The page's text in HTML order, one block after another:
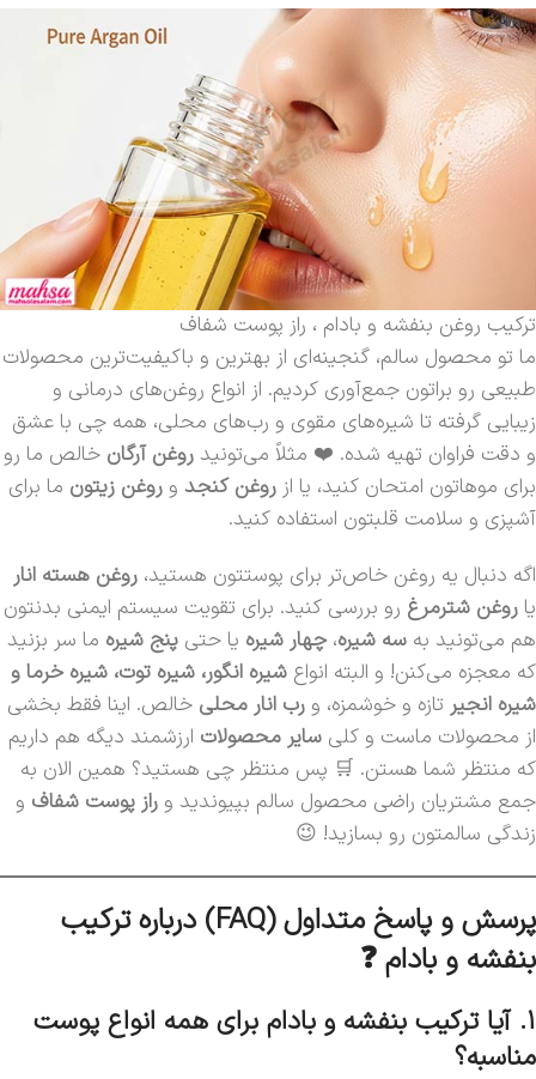
ترکیب روغن بنفشه و بادام ، راز پوست شفاف
ما تو محصول سالم، گنجینه‌ای از بهترین و باکیفیت‌ترین محصولات
طبیعی رو براتون جمع‌آوری کردیم. از انواع روغن‌های درمانی و
زیبایی گرفته تا شیره‌های مقوی و رب‌های محلی، همه چی با عشق
و دقت فراوان تهیه شده. ❤️ مثلاً می‌تونیدروغن آرگان خالص ما رو
برای موهاتون امتحان کنید، یا از روغن کنجد و روغن زیتون ما برای
آشپزی و سلامت قلبتون استفاده کنید.
اگه دنبال یه روغن خاص‌تر برای پوستتون هستید، روغن هسته انار
یاروغن شترمرغ رو بررسی کنید. برای تقویت سیستم ایمنی بدنتون
هم می‌تونید به سه شیره،چهار شیره یا حتی پنج شیره ما سر بزنید
که معجزه می‌کنن! و البته انواع شیره انگور، شیره توت، شیره خرما و
شیره انجیر تازه و خوشمزه، و رب انار محلی خالص. اینا فقط بخشی
از محصولات ماست و کلی سایر محصولات ارزشمند دیگه هم داریم
که منتظر شما هستن. 🛒 پس منتظر چی هستید؟ همین الان به
جمع مشتریان راضی محصول سالم بپیوندید و راز پوست شفاف و
زندگی سالمتون رو بسازید! 😉
پرسش و پاسخ متداول (FAQ) درباره ترکیب
بنفشه و بادام ❓
۱. آیا ترکیب بنفشه و بادام برای همه انواع پوست
مناسبه؟